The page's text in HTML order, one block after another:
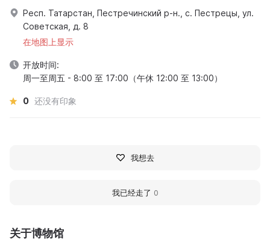
关于博物馆
Респ. Татарстан, Пестречинский р-н., с. Пестрецы, ул.
Советская, д. 8
在地图上显示
开放时间:
周一至周五 - 8:00 至 17:00（午休 12:00 至 13:00）
0 还没有印象
我想去
我已经走了 0